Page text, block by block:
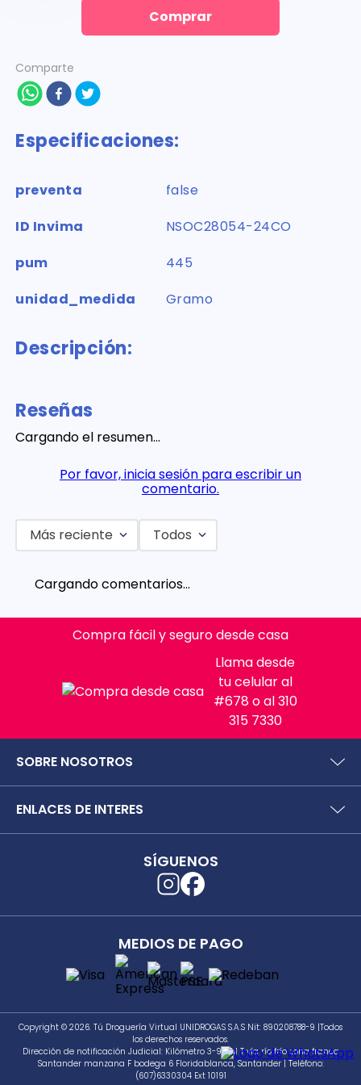
Comprar
Comparte
Especificaciones:
preventa
false
ID Invima
NSOC28054-24CO
pum
445
unidad_medida
Gramo
Descripción:
Reseñas
Cargando el resumen…
Por favor, inicia sesión para escribir un
comentario.
Más reciente Todos
Cargando comentarios…
Compra fácil y seguro desde casa
Llama desde
tu celular al
#678 o al 310
315 7330
SOBRE NOSOTROS
Preguntas frecuentes
Políticas y términos de uso
Términos y condiciones puntos saludables
Separata digital
ENLACES DE INTERES
Secretaría de Salud de Antioquia
Unidrogas S.A.S.
Cómo hacer un pedido en TDV
SÍGUENOS
MEDIOS DE PAGO
Copyright © 2026. Tú Droguería Virtual UNIDROGAS S.A.S Nit: 890208788-9 |Todos
los derechos reservados.
Dirección de notificación Judicial: Kilómetro 3-981 M T vía río frío zona franca
Santander manzana F bodega 6 Floridablanca, Santander | Teléfono:
(607)6330304 Ext 10191